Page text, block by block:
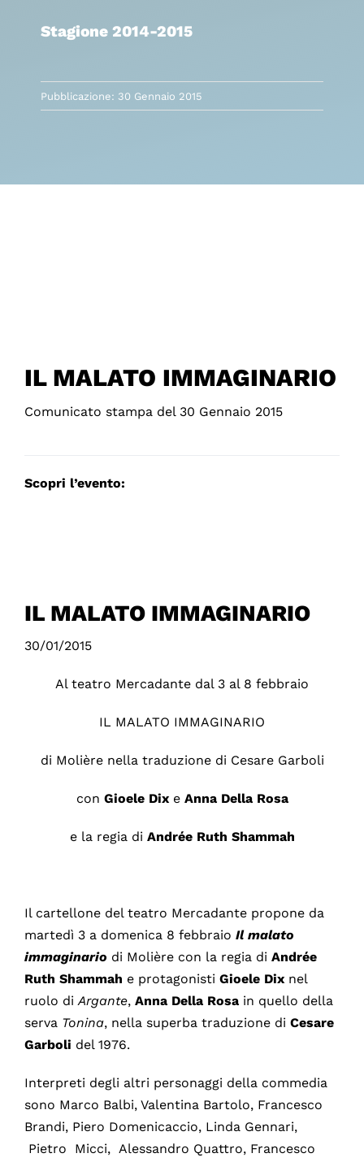
Stagione 2014-2015
Pubblicazione: 30 Gennaio 2015
IL MALATO IMMAGINARIO
Comunicato stampa del 30 Gennaio 2015
Scopri l’evento:
IL MALATO IMMAGINARIO
30/01/2015
Al teatro Mercadante dal 3 al 8 febbraio
IL MALATO IMMAGINARIO
di Molière nella traduzione di Cesare Garboli
con Gioele Dix e AnnaDella Rosa
e la regia di Andrée Ruth Shammah
Il cartellone del teatro Mercadante propone da
martedì 3 a domenica 8 febbraio Il malato
immaginario di Molière con la regia di Andrée
Ruth Shammah e protagonisti Gioele Dix nel
ruolo diArgante, Anna Della Rosa in quello della
serva Tonina, nella superba traduzione di Cesare
Garboli del 1976.
Interpreti degli altri personaggi della commedia
sono Marco Balbi, Valentina Bartolo, Francesco
Brandi, Piero Domenicaccio, Linda Gennari,
Pietro Micci, Alessandro Quattro, Francesco